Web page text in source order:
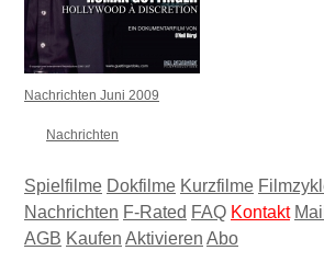
Nachrichten Juni 2009
Nachrichten
Spielfilme Dokfilme Kurzfilme
Nachrichten F-Rated FAQ Kontakt
AGB Kaufen Aktivieren Abo